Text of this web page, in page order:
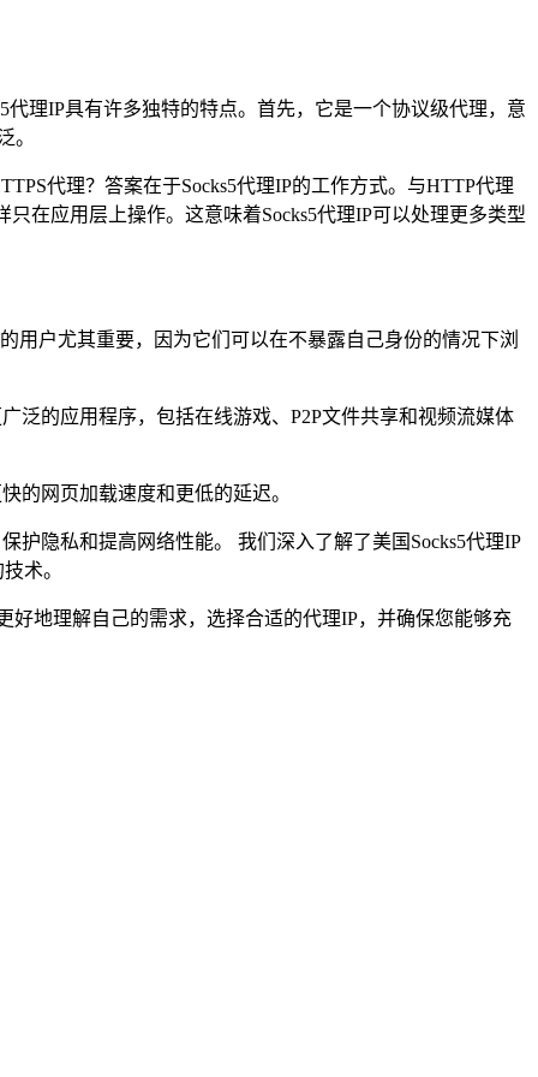
理IP具有许多独特的特点。首先，它是一个协议级代理，意
。
代理？答案在于Socks5代理IP的工作方式。与HTTP代理
在应用层上操作。这意味着Socks5代理IP可以处理更多类型
用户尤其重要，因为它们可以在不暴露自己身份的情况下浏
泛的应用程序，包括在线游戏、P2P文件共享和视频流媒体
的网页加载速度和更低的延迟。
护隐私和提高网络性能。 我们深入了解了美国Socks5代理IP
术。
地理解自己的需求，选择合适的代理IP，并确保您能够充